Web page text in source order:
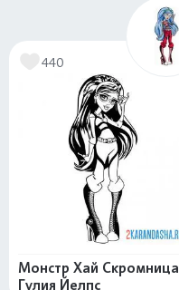
440
Монстр Хай Скромница
Гулия Йелпс